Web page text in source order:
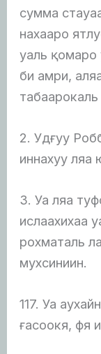
сумма
нахааро
уаль
би амри,
2. Удғуу
иннахуу ляа
3. Уа ляа
ислаахихаа
рохматаль
мухсиниин.
117. Уа
ғасоокя, фя